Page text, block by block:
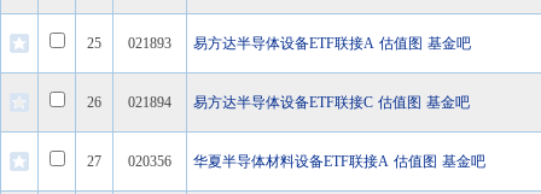
25 021893 易方达半导体设备ETF联接A 估值图 基金吧
26 021894 易方达半导体设备ETF联接C 估值图 基金吧
27 020356 华夏半导体材料设备ETF联接A 估值图 基金吧